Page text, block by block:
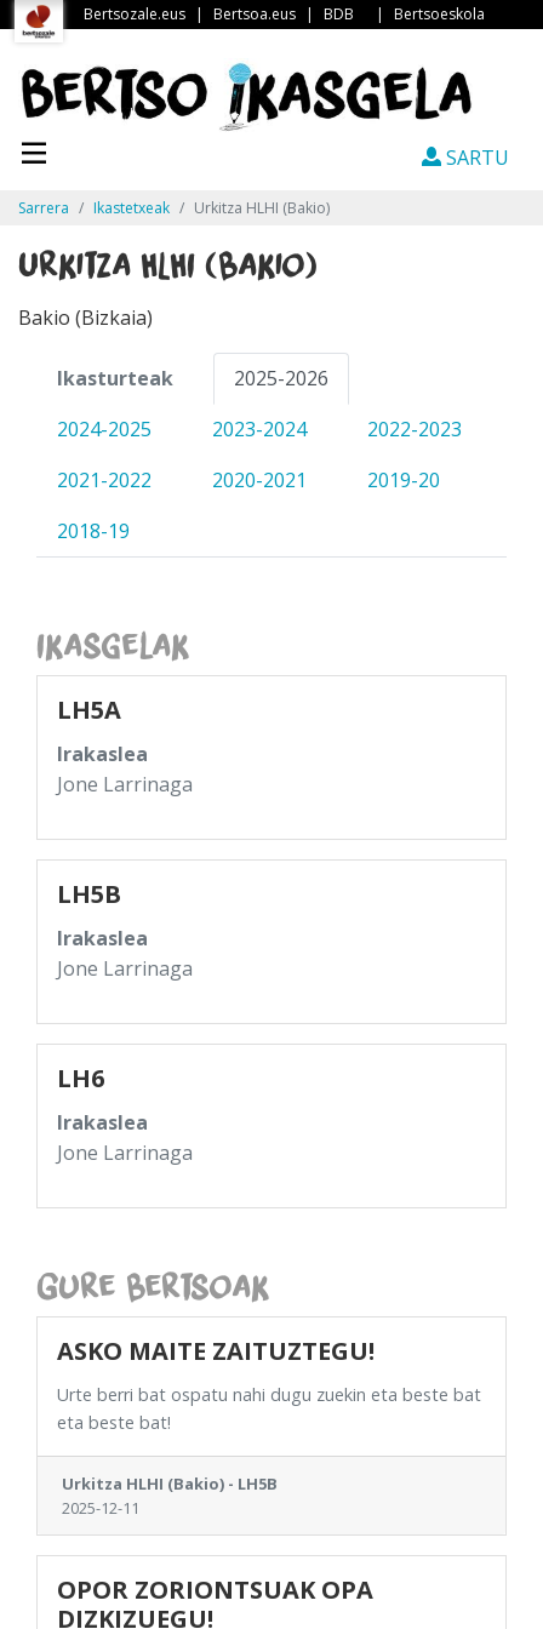
Bertsozale.eus | Bertsoa.eus | BDB | Bertsoeskola
SARTU
Sarrera Ikastetxeak Urkitza HLHI (Bakio)
Urkitza HLHI (Bakio)
Bakio (Bizkaia)
Ikasturteak
2025-2026
2024-2025
2023-2024
2022-2023
2021-2022
2020-2021
2019-20
2018-19
Ikasgelak
LH5A
Irakaslea
Jone Larrinaga
LH5B
Irakaslea
Jone Larrinaga
LH6
Irakaslea
Jone Larrinaga
Gure Bertsoak
ASKO MAITE ZAITUZTEGU!
Urte berri bat ospatu nahi dugu zuekin eta beste bat
eta beste bat!
Urkitza HLHI (Bakio) - LH5B
2025-12-11
OPOR ZORIONTSUAK OPA
DIZKIZUEGU!